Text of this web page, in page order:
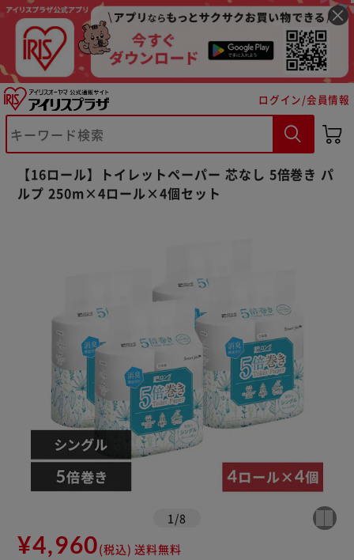
ログイン/会員情報
【16ロール】トイレットペーパー 芯なし 5倍巻き パ
ルプ 250m×4ロール×4個セット
1 /8
¥4,960(税込) 送料無料